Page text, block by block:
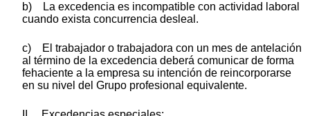
b) La excedencia es incompatible con actividad laboral
cuando exista concurrencia desleal.
c) El trabajador o trabajadora con un mes de antelación
al término de la excedencia deberá comunicar de forma
fehaciente a la empresa su intención de reincorporarse
en su nivel del Grupo profesional equivalente.